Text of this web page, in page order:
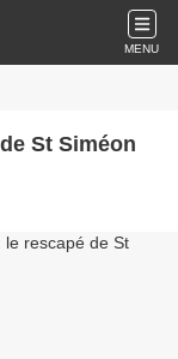
MENU
St Siméon